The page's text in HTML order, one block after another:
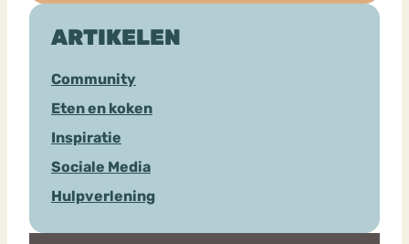
ARTIKELEN
Community
Eten en koken
Inspiratie
Sociale Media
Hulpverlening